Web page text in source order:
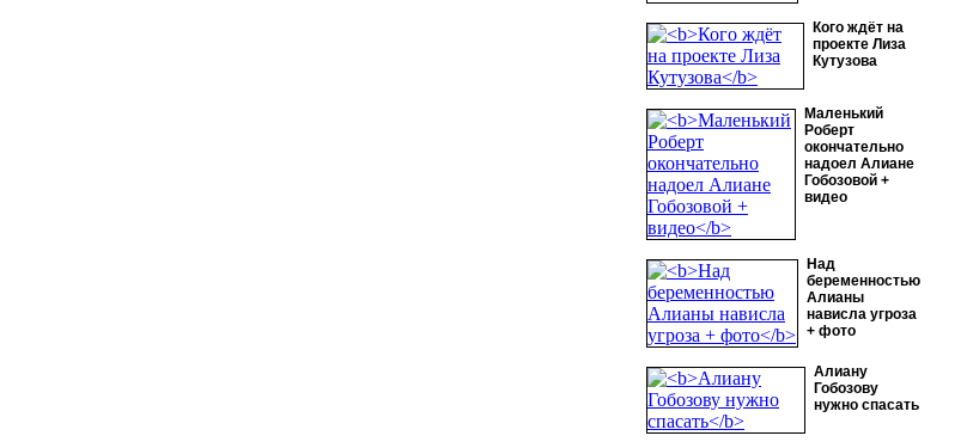
Кого ждёт на
проекте Лиза
Кутузова
Маленький
Роберт
окончательно
надоел Алиане
Гобозовой +
видео
Над
беременностью
Алианы
нависла угроза
+ фото
Алиану
Гобозову
нужно спасать